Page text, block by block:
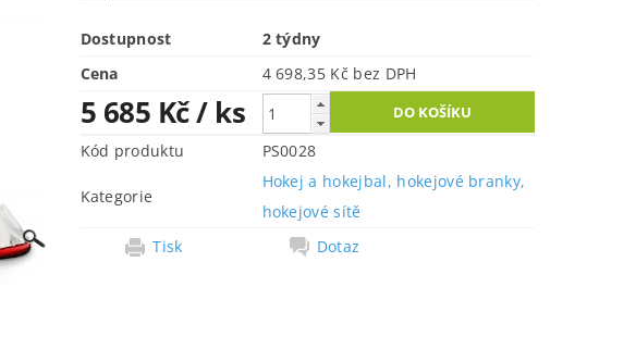
Dostupnost
2 týdny
Cena
4 698,35 Kč bez DPH
5 685 Kč/ ks
Kód produktu PS0028
Kategorie
Hokej a hokejbal, hokejové branky,
hokejové sítě
Tisk
Dotaz